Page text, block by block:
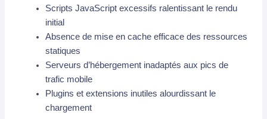
Scripts JavaScript excessifs ralentissant le rendu
initial
Absence de mise en cache efficace des ressources
statiques
Serveurs d’hébergement inadaptés aux pics de
trafic mobile
Plugins et extensions inutiles alourdissant le
chargement